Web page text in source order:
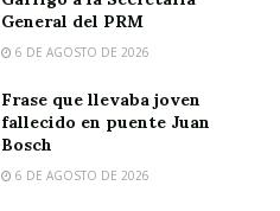
General del PRM
6 DE AGOSTO DE 2026
Frase que llevaba joven
fallecido en puente Juan
Bosch
6 DE AGOSTO DE 2026